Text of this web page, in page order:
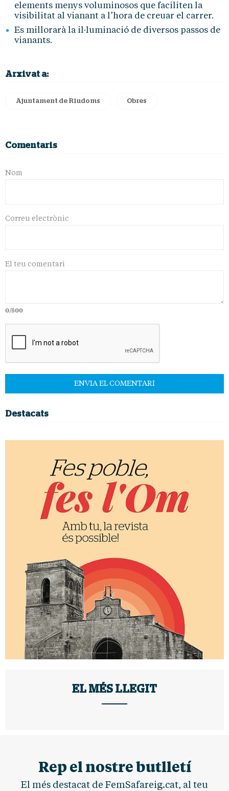
elements menys voluminosos que faciliten la
visibilitat al vianant a l’hora de creuar el carrer.
Es millorarà la il·luminació de diversos passos de
vianants.
Arxivat a:
Ajuntament de Riudoms Obres
Comentaris
Nom
Correu electrònic
El teu comentari
0/500
Destacats
EL MÉS LLEGIT
Rep el nostre butlletí
El més destacat de FemSafareig.cat, al teu